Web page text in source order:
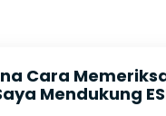
Cara
Mendukung